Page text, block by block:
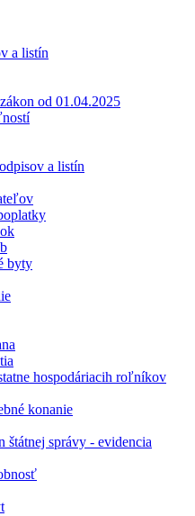
a listín
od 01.04.2025
a listín
byty
hospodáriacih roľníkov
konanie
štátnej správy - evidencia